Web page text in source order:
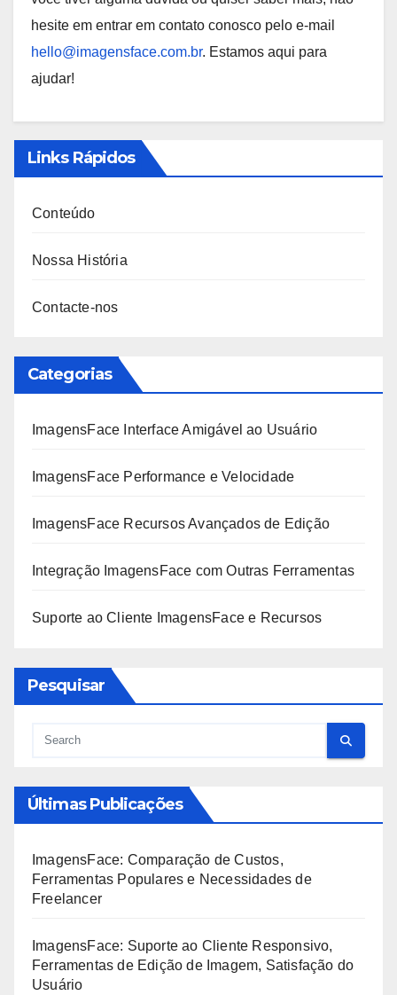
hesite em entrar em contato conosco pelo e-mail
hello@imagensface.com.br. Estamos aqui para
ajudar!
Links Rápidos
Conteúdo
Nossa História
Contacte-nos
Categorias
ImagensFace Interface Amigável ao Usuário
ImagensFace Performance e Velocidade
ImagensFace Recursos Avançados de Edição
Integração ImagensFace com Outras Ferramentas
Suporte ao Cliente ImagensFace e Recursos
Pesquisar
Últimas Publicações
ImagensFace: Comparação de Custos,
Ferramentas Populares e Necessidades de
Freelancer
ImagensFace: Suporte ao Cliente Responsivo,
Ferramentas de Edição de Imagem, Satisfação do
Usuário